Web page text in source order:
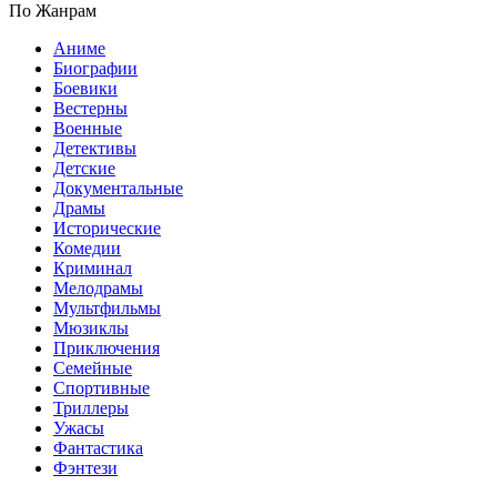
По Жанрам
Аниме
Биографии
Боевики
Вестерны
Военные
Детективы
Детские
Документальные
Драмы
Исторические
Комедии
Криминал
Мелодрамы
Мультфильмы
Мюзиклы
Приключения
Семейные
Спортивные
Триллеры
Ужасы
Фантастика
Фэнтези